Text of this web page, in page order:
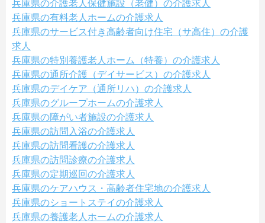
兵庫県の介護老人保健施設（老健）の介護求人
兵庫県の有料老人ホームの介護求人
兵庫県のサービス付き高齢者向け住宅（サ高住）の介護
求人
兵庫県の特別養護老人ホーム（特養）の介護求人
兵庫県の通所介護（デイサービス）の介護求人
兵庫県のデイケア（通所リハ）の介護求人
兵庫県のグループホームの介護求人
兵庫県の障がい者施設の介護求人
兵庫県の訪問入浴の介護求人
兵庫県の訪問看護の介護求人
兵庫県の訪問診療の介護求人
兵庫県の定期巡回の介護求人
兵庫県のケアハウス・高齢者住宅地の介護求人
兵庫県のショートステイの介護求人
兵庫県の養護老人ホームの介護求人